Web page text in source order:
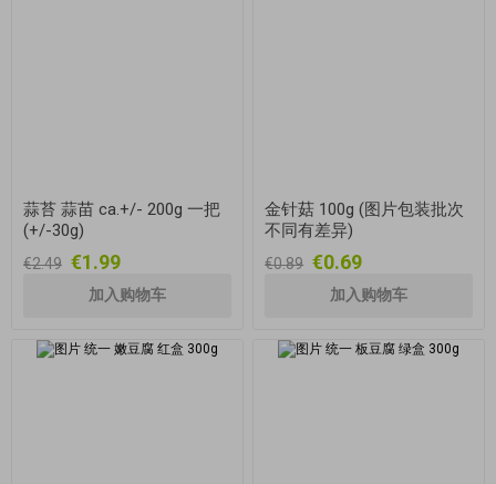
蒜苔 蒜苗 ca.+/- 200g 一把
(+/-30g)
€2.49 €1.99
金针菇 100g (图片包装批次
不同有差异)
€0.89 €0.69